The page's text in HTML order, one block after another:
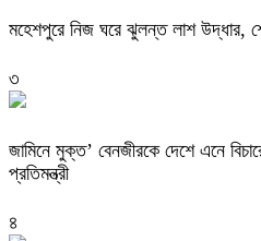
মহেশপুরে নিজ ঘরে ঝুলন্ত লাশ উদ্ধার,
৩
জামিনে মুক্ত’ বেনজীরকে দেশে এনে
প্রতিমন্ত্রী
৪